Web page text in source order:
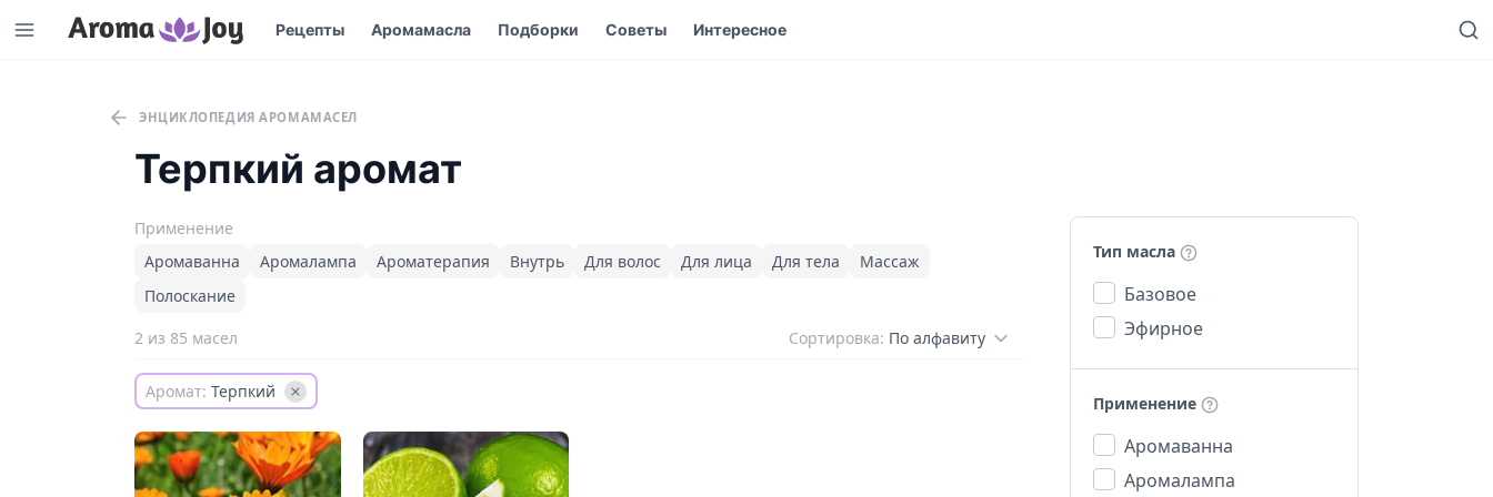
Рецепты Аромамасла Подборки Советы Интересное
ЭНЦИКЛОПЕДИЯ АРОМАМАСЕЛ
Терпкий аромат
Применение
Аромаванна
Аромалампа Ароматерапия Внутрь Для волос Для лица Для тела
Массаж
Полоскание
2 из 85 масел
Сортировка: По алфавиту
Аромат: Терпкий
Тип масла
Базовое
Эфирное
Применение
Аромаванна
Аромалампа